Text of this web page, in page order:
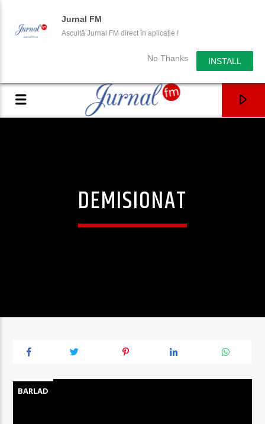
Jurnal FM
Ascultă Jurnal FM direct în aplicație !
No Thanks INSTALL
DEMISIONAT
BARLAD